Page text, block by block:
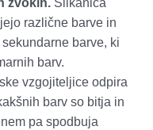
različne barve in
barve, ki
barv.
vzgojiteljice odpira
barv so bitja in
pa spodbuja